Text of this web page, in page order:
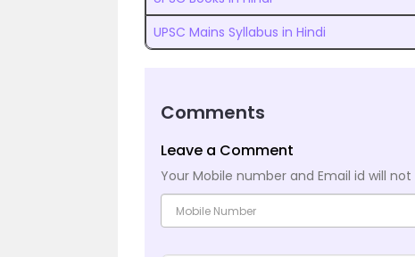
UPSC Mains Syllabus in Hindi
Comments
Leave a Comment
Your Mobile number and Email id will